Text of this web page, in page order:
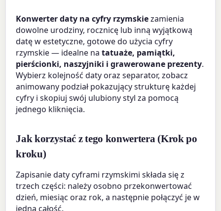
Konwerter daty na cyfry rzymskiezamienia
dowolne urodziny, rocznicę lub inną wyjątkową
datę w estetyczne, gotowe do użycia cyfry
rzymskie — idealne natatuaże, pamiątki,
pierścionki, naszyjniki i grawerowane prezenty.
Wybierz kolejność daty oraz separator, zobacz
animowany podział pokazujący strukturę każdej
cyfry i skopiuj swój ulubiony styl za pomocą
jednego kliknięcia.
Jak korzystać z tego konwertera (Krok po
kroku)
Zapisanie daty cyframi rzymskimi składa się z
trzech części: należy osobno przekonwertować
dzień, miesiąc oraz rok, a następnie połączyć je w
jedną całość.